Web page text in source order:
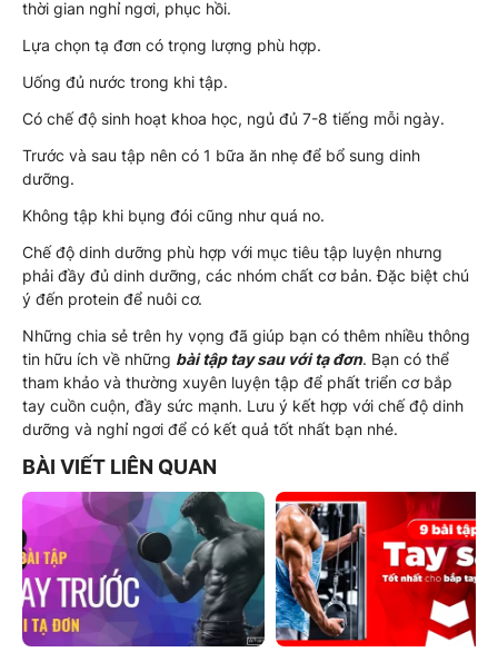
thời gian nghỉ ngơi, phục hồi.
Lựa chọn tạ đơn có trọng lượng phù hợp.
Uống đủ nước trong khi tập.
Có chế độ sinh hoạt khoa học, ngủ đủ 7-8 tiếng mỗi ngày.
Trước và sau tập nên có 1 bữa ăn nhẹ để bổ sung dinh
dưỡng.
Không tập khi bụng đói cũng như quá no.
Chế độ dinh dưỡng phù hợp với mục tiêu tập luyện nhưng
phải đầy đủ dinh dưỡng, các nhóm chất cơ bản. Đặc biệt chú
ý đến protein để nuôi cơ.
Những chia sẻ trên hy vọng đã giúp bạn có thêm nhiều thông
tin hữu ích về những bài tập tay sau với tạ đơn. Bạn có thể
tham khảo và thường xuyên luyện tập để phất triển cơ bắp
tay cuồn cuộn, đầy sức mạnh. Lưu ý kết hợp với chế độ dinh
dưỡng và nghỉ ngơi để có kết quả tốt nhất bạn nhé.
BÀI VIẾT LIÊN QUAN